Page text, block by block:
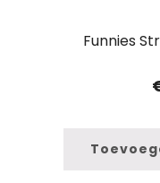
Funnies